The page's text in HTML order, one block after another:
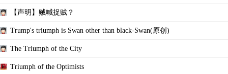
【声明】贼喊捉贼？
Trump's triumph is Swan other than black-Swan(原创)
The Triumph of the City
Triumph of the Optimists